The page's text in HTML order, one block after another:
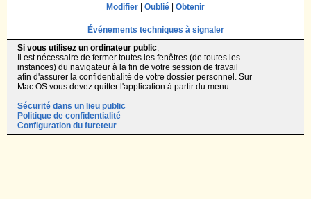
Modifier Oublié Obtenir
Événements techniques à signaler
Si vous utilisez un ordinateur public,
Il est nécessaire de fermer toutes les fenêtres (de toutes les
instances) du navigateur à la fin de votre session de travail
afin d'assurer la confidentialité de votre dossier personnel. Sur
Mac OS vous devez quitter l'application à partir du menu.
Sécurité dans un lieu public
Politique de confidentialité
Configuration du fureteur